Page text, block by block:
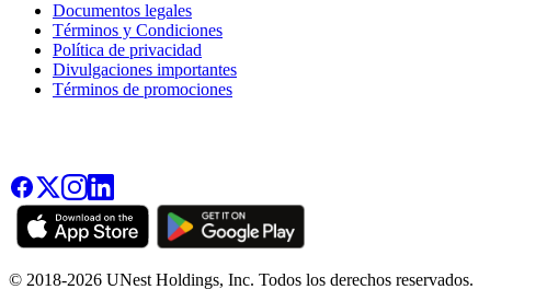
Documentos legales
Términos y Condiciones
Política de privacidad
Divulgaciones importantes
Términos de promociones
© 2018-2026 UNest Holdings, Inc. Todos los derechos reservados.